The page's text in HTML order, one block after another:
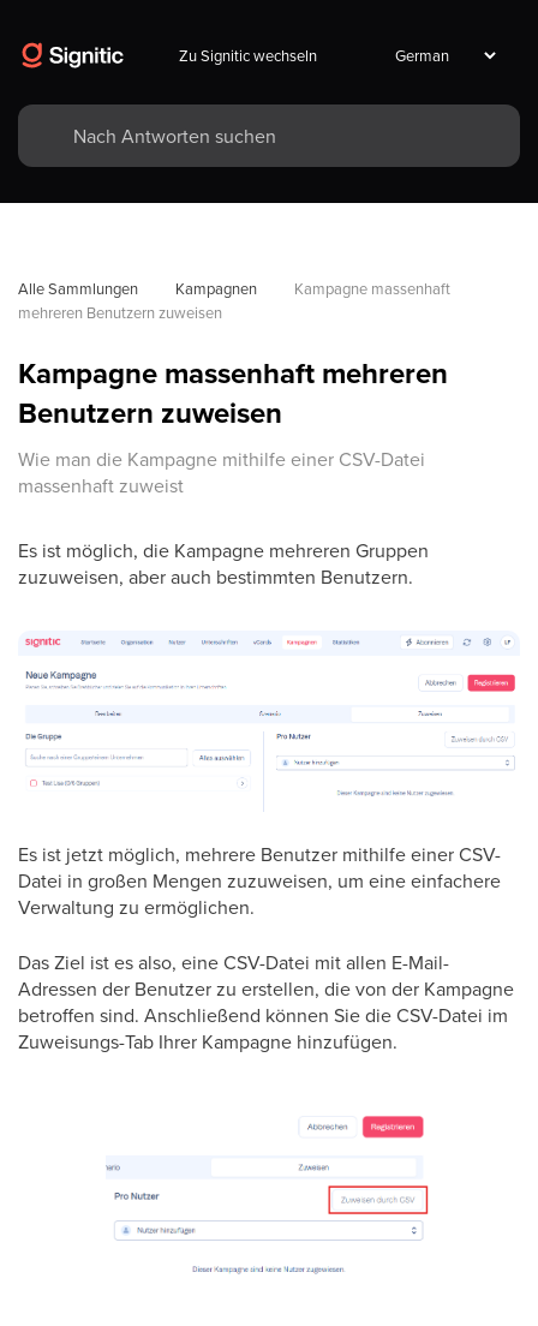
Zu Signitic wechseln
Alle Sammlungen Kampagnen
Kampagne massenhaft
mehreren Benutzern zuweisen
Kampagne massenhaft mehreren
Benutzern zuweisen
Wie man die Kampagne mithilfe einer CSV-Datei
massenhaft zuweist
Es ist möglich, die Kampagne mehreren Gruppen
zuzuweisen, aber auch bestimmten Benutzern.
Es ist jetzt möglich, mehrere Benutzer mithilfe einer CSV-
Datei in großen Mengen zuzuweisen, um eine einfachere
Verwaltung zu ermöglichen.
Das Ziel ist es also, eine CSV-Datei mit allen E-Mail-
Adressen der Benutzer zu erstellen, die von der Kampagne
betroffen sind. Anschließend können Sie die CSV-Datei im
Zuweisungs-Tab Ihrer Kampagne hinzufügen.